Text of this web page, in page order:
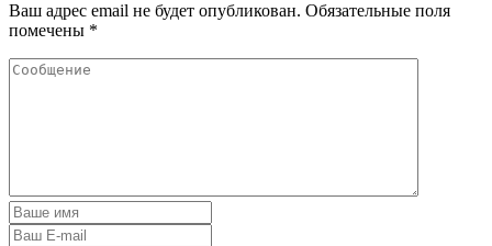
Ваш адрес email не будет опубликован. Обязательные поля
помечены *